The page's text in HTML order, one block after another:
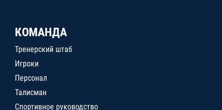
КОМАНДА
Тренерский штаб
Игроки
Персонал
Талисман
Спортивное руководство